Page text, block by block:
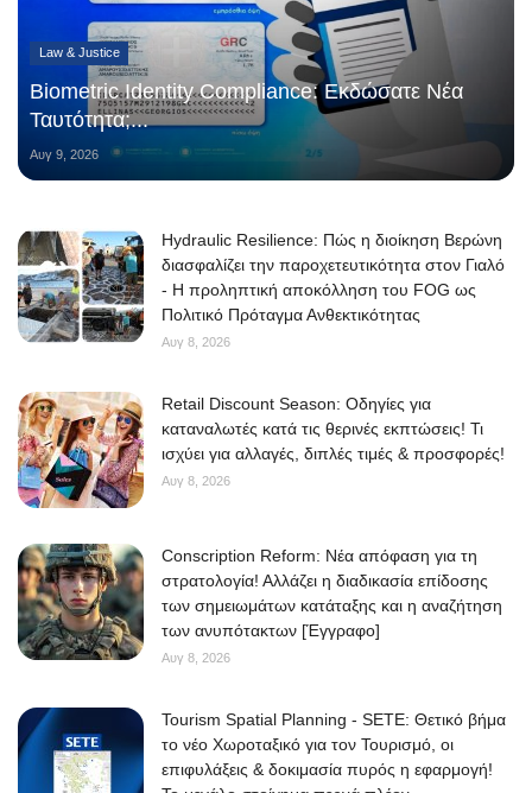
Law & Justice
Biometric Identity Compliance: Εκδώσατε Νέα
Ταυτότητα;...
Αυγ 9, 2026
Hydraulic Resilience: Πώς η διοίκηση Βερώνη
διασφαλίζει την παροχετευτικότητα στον Γιαλό
- Η προληπτική αποκόλληση του FOG ως
Πολιτικό Πρόταγμα Ανθεκτικότητας
Αυγ 8, 2026
Retail Discount Season: Οδηγίες για
καταναλωτές κατά τις θερινές εκπτώσεις! Τι
ισχύει για αλλαγές, διπλές τιμές & προσφορές!
Αυγ 8, 2026
Conscription Reform: Νέα απόφαση για τη
στρατολογία! Αλλάζει η διαδικασία επίδοσης
των σημειωμάτων κατάταξης και η αναζήτηση
των ανυπότακτων [Έγγραφο]
Αυγ 8, 2026
Tourism Spatial Planning - SETE: Θετικό βήμα
το νέο Χωροταξικό για τον Τουρισμό, οι
επιφυλάξεις & δοκιμασία πυρός η εφαρμογή!